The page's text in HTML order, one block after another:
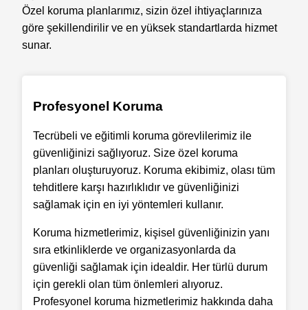
Özel koruma planlarımız, sizin özel ihtiyaçlarınıza
göre şekillendirilir ve en yüksek standartlarda hizmet
sunar.
Profesyonel Koruma
Tecrübeli ve eğitimli koruma görevlilerimiz ile
güvenliğinizi sağlıyoruz. Size özel koruma
planları oluşturuyoruz. Koruma ekibimiz, olası tüm
tehditlere karşı hazırlıklıdır ve güvenliğinizi
sağlamak için en iyi yöntemleri kullanır.
Koruma hizmetlerimiz, kişisel güvenliğinizin yanı
sıra etkinliklerde ve organizasyonlarda da
güvenliği sağlamak için idealdir. Her türlü durum
için gerekli olan tüm önlemleri alıyoruz.
Profesyonel koruma hizmetlerimiz hakkında daha